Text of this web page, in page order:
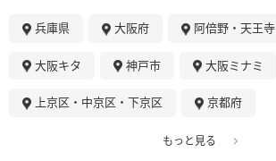
兵庫県 大阪府 阿倍野・天王寺
大阪キタ 神戸市 大阪ミナミ
上京区・中京区・下京区 京都府
もっと見る